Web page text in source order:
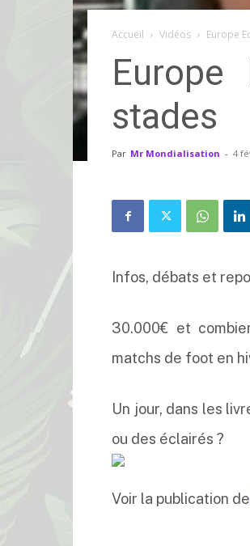
Accueil Vidéos Europe
stades
Par Mr Mondialisation - 4
Infos, débats et
30.000€ et
matchs de foot en
Un jour, dans les
ou des éclairés ?
Voir la publication de